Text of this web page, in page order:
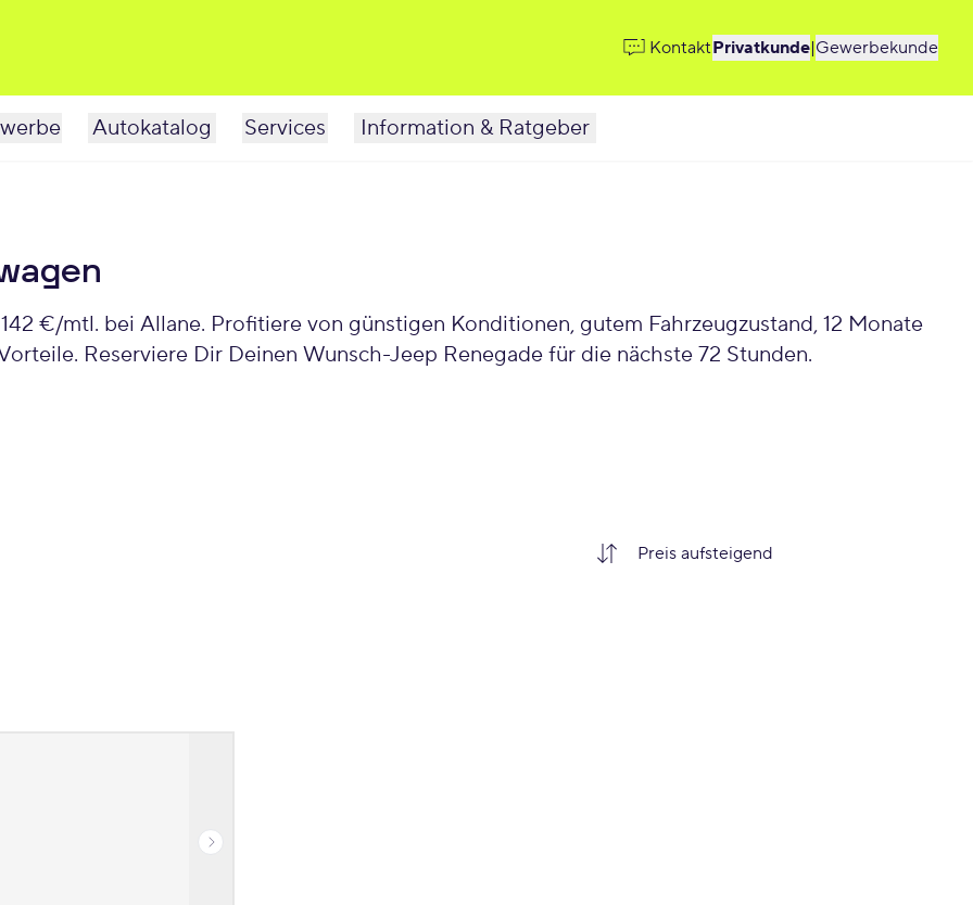
KontaktPrivatkunde|Gewerbekunde
Autokatalog Services Information & Ratgeber
€/mtl. bei Allane. Profitiere von günstigen Konditionen, gutem Fahrzeugzustand, 12 Monate
Reserviere Dir Deinen Wunsch-Jeep Renegade für die nächste 72 Stunden.